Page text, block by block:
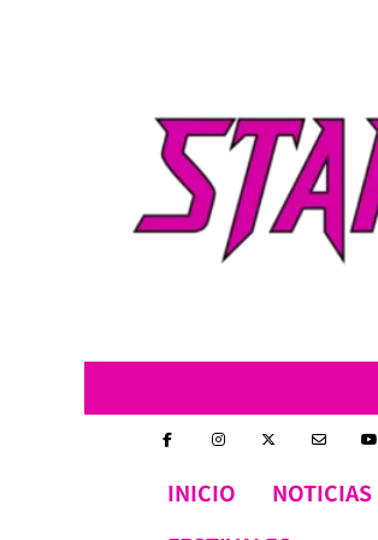
INICIO NOTICIAS